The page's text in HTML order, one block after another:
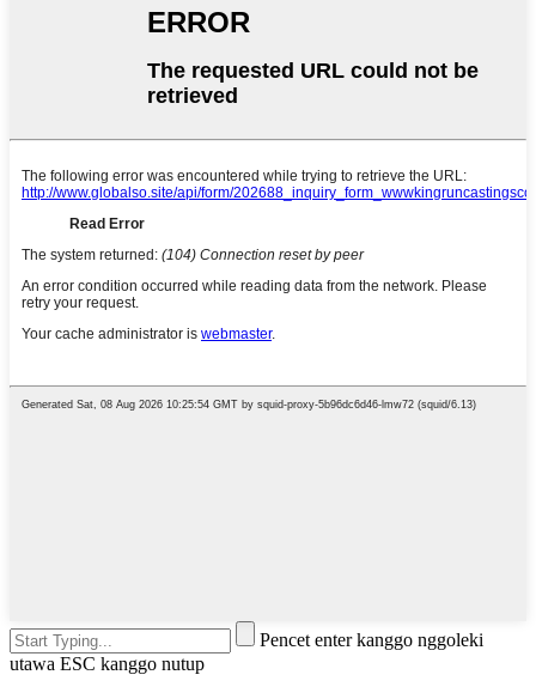
Pencet enter kanggo nggoleki
utawa ESC kanggo nutup